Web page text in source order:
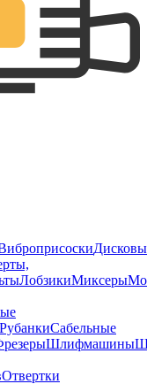
ЛобзикиМиксеры
РубанкиСабельные
Шлифмашины
Отвертки